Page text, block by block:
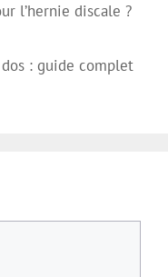
l’hernie discale ?
: guide complet